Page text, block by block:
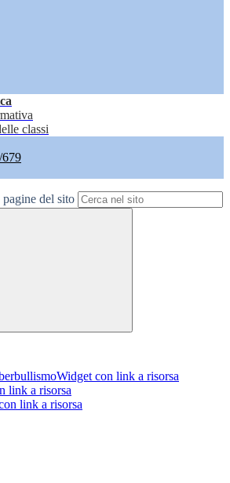
classi
del sito
Widget con link a risorsa
link a risorsa
link a risorsa